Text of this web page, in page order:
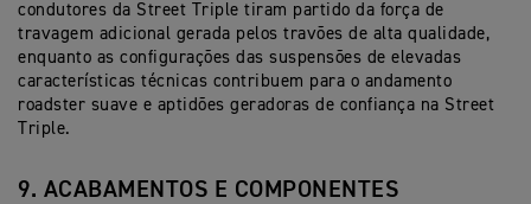
condutores da Street Triple tiram partido da força de
travagem adicional gerada pelos travões de alta qualidade,
enquanto as configurações das suspensões de elevadas
características técnicas contribuem para o andamento
roadster suave e aptidões geradoras de confiança na Street
Triple.
9. ACABAMENTOS E COMPONENTES